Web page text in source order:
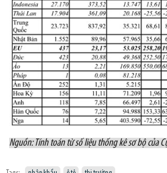
Nguồn: Tính toán từ số liệu thống kê sơ bộ của